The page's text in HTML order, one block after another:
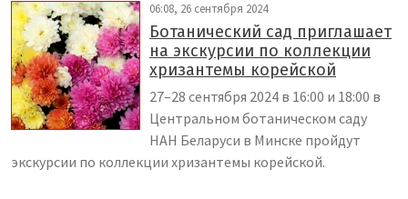
06:08, 26 сентября 2024
Ботанический сад приглашает
на экскурсии по коллекции
хризантемы корейской
27–28 сентября 2024 в 16:00 и 18:00 в
Центральном ботаническом саду
НАН Беларуси в Минске пройдут
экскурсии по коллекции хризантемы корейской.